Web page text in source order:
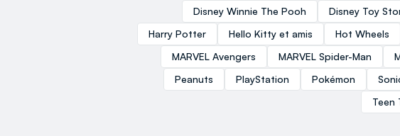
Disney Winnie The Pooh
Disney Toy
Harry Potter
Hello Kitty et amis Hot Wheels
MARVEL Avengers
MARVEL Spider-Man
Peanuts
PlayStation Pokémon
Teen